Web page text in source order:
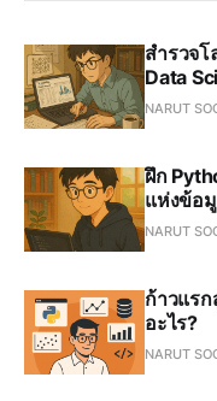
สำรวจ
Data
NARUT
ฝึก
แห่งข้อ
NARUT
ก้าวแร
อะไร?
NARUT